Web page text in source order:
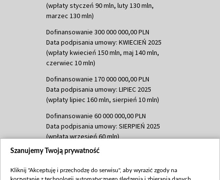
(wpłaty styczeń 90 mln, luty 130 mln,
marzec 130 mln)
Dofinansowanie 300 000 000,00 PLN
Data podpisania umowy: KWIECIEŃ 2025
(wpłaty kwiecień 150 mln, maj 140 mln,
czerwiec 10 mln)
Dofinansowanie 170 000 000,00 PLN
Data podpisania umowy: LIPIEC 2025
(wpłaty lipiec 160 mln, sierpień 10 mln)
Dofinansowanie 60 000 000,00 PLN
Data podpisania umowy: SIERPIEŃ 2025
(wpłata wrzesień 60 mln)
Dofinansowanie 635 783 051,21 PLN
(wpłata wrzesień 100 mln, październik 350
Szanujemy Twoją prywatność
Kliknij "Akceptuję i przechodzę do serwisu", aby wyrazić zgody na